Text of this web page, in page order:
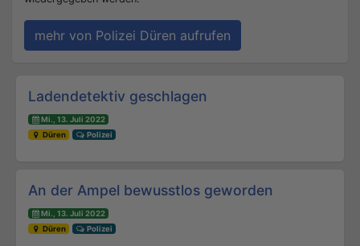
mehr von Polizei Düren aufrufen
Beitrags-Navigation
Ladendetektiv geschlagen
Mi., 13. Juli 2022
Düren
Polizei
An der Ampel bewusstlos geworden
Mi., 13. Juli 2022
Düren
Polizei